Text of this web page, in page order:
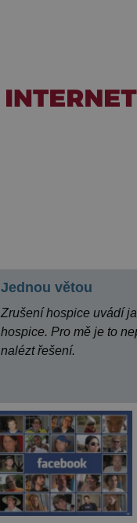
Jednou větou
Zrušení hospice uvádí
hospice. Pro mě je to
nalézt řešení.